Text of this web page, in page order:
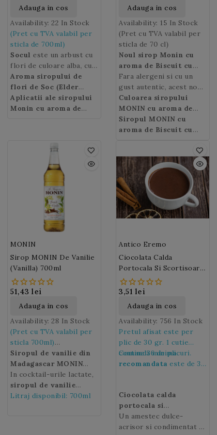
Adauga in cos
Availability: 22 In Stock
(Pret cu TVA valabil per
sticla de 700ml)
Socul este un arbust cu
flori de culoare alba, cu
proprietati medicinale si
alimentare.Soculeste
comun din campie pana la
munte, intalnit in special
sosirea cu adevarat a
anotimpului vara.
Siropul de flori de soc
se servete atat in scop
terapeutic cat si
Aroma siropului de
flori de Soc (Elder
flower): Siropul de
flori de Soc
dumneavoastra aroma
autentica a florilor de
soc si un delicat gust
acidulat care ne
transporta direct in
copilarie.
Aplicatii ale siropului
Monin cu aroma de
rece (Ice Tea),
limonadelor, soda si
vinurilor aromate.
Adauga in cos
Availability: 15 In Stock
(Pret cu TVA valabil per
sticla de 70 cl)
Noul sirop Monin cu
aroma de Biscuit cu
alune (Peanut Cookie)
este un amestec
echilibrat intre gustul
dulce-sarat al alunelor si
mirosul delicios al
biscuitilor cu ciocolata
Fara alergeni si cu un
gust autentic, acest nou
sirop Monin cu parfum
de Biscuit „cookie” cu
arahide va revizui
clasicele bauturi calde
ciocolata calda ...) dar si
unele dintre cele mai
populare cocktail-uri.
Culoarea siropului
MONIN cu aroma de
Biscuit cu alune: aurie.
Siropul MONIN cu
aroma de Biscuit cu
deschidere.
MONIN
Sirop MONIN De Vanilie
(Vanilla) 700ml
51,43 lei
Adauga in cos
Availability: 28 In Stock
(Pret cu TVA valabil per
sticla 700ml)
Siropul de vanilie din
Madagascar MONIN
este ingredientul
esential pentru
prepararea bauturilor
In cocktail-urile lactate,
siropul de vanilie
MONINse imbina
Litraj disponibil: 700ml
Antico Eremo
Ciocolata Calda
Portocala Si Scortisoara
Antico Eremo
3,51 lei
Adauga in cos
Availability: 756 In Stock
Pretul afisat este per
plic de 30 gr. 1 cutie
contine 36 de plicuri.
Comanda minima
recomandata este de 36
Ciocolata calda
portocala si
scortisoara Antico
Eremo,se prepara la
Un amestec dulce-
acrisor si condimentat cu